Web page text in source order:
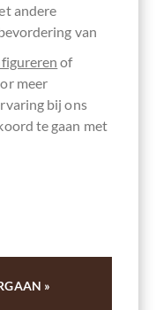
andere
van
of
meer
bij ons
te gaan met
»